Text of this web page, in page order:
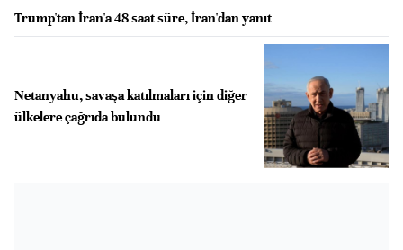
Trump'tan İran'a 48 saat süre, İran'dan yanıt
Netanyahu, savaşa katılmaları için diğer
ülkelere çağrıda bulundu